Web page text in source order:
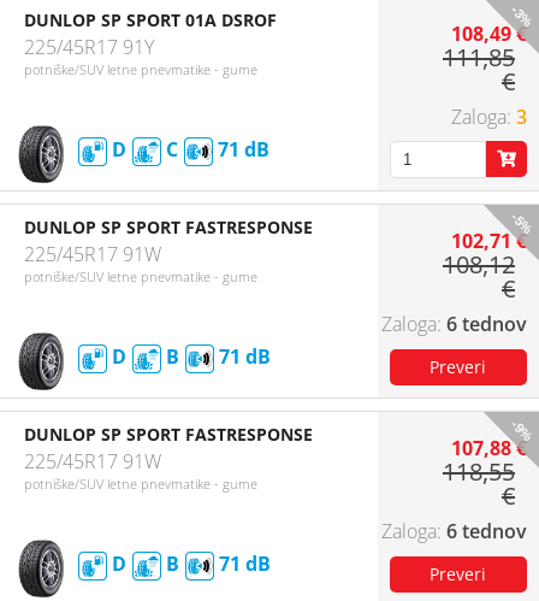
-3%
DUNLOP SP SPORT 01A DSROF
225/45R17 91Y
potniške/SUV letne pnevmatike - gume
D C 71
108,49 €
111,85
€
3
-5%
DUNLOP SP SPORT FASTRESPONSE
225/45R17 91W
potniške/SUV letne pnevmatike - gume
D B 71
102,71 €
108,12
€
6 tednov
-9%
DUNLOP SP SPORT FASTRESPONSE
225/45R17 91W
potniške/SUV letne pnevmatike - gume
D B 71
107,88 €
118,55
€
6 tednov